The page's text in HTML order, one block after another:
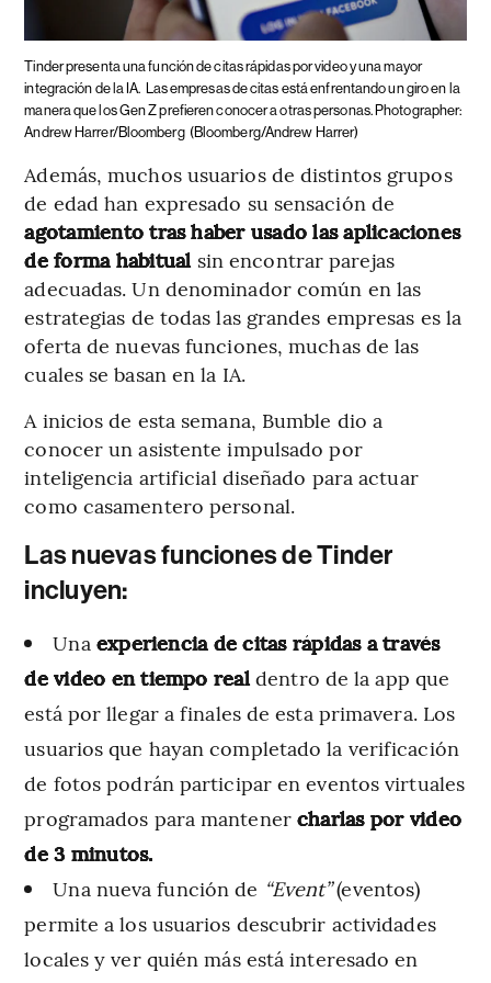
Tinder presenta una función de citas rápidas por video y una mayor
integración de la IA.
Las empresas de citas está enfrentando un giro en la
manera que los Gen Z prefieren conocer a otras personas. Photographer:
Andrew Harrer/Bloomberg (Bloomberg/Andrew Harrer)
Además, muchos usuarios de distintos grupos
de edad han expresado su sensación de
agotamiento tras haber usado las aplicaciones
de forma habitual sin encontrar parejas
adecuadas. Un denominador común en las
estrategias de todas las grandes empresas es la
oferta de nuevas funciones, muchas de las
cuales se basan en la IA.
A inicios de esta semana, Bumble dio a
conocer un asistente impulsado por
inteligencia artificial diseñado para actuar
como casamentero personal.
Las nuevas funciones de Tinder
incluyen:
Una experiencia de citas rápidas a través
de video en tiempo realdentro de la app que
está por llegar a finales de esta primavera. Los
usuarios que hayan completado la verificación
de fotos podrán participar en eventos virtuales
programados para mantener charlas por video
de 3 minutos.
Una nueva función de “Event”(eventos)
permite a los usuarios descubrir actividades
locales y ver quién más está interesado en